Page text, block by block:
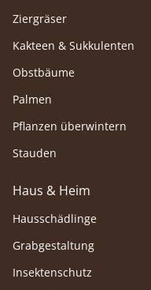
Ziergräser
Kakteen & Sukkulenten
Obstbäume
Palmen
Pflanzen überwintern
Stauden
Haus & Heim
Hausschädlinge
Grabgestaltung
Insektenschutz